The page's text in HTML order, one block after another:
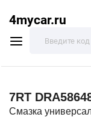
4mycar.ru
7RT
Смазка